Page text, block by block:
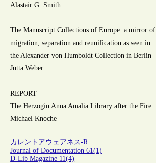
Alastair G. Smith
The Manuscript Collections of Europe: a mirror of
migration, separation and reunification as seen in
the Alexander von Humboldt Collection in Berlin
Jutta Weber
REPORT
The Herzogin Anna Amalia Library after the Fire
Michael Knoche
カレントアウェアネス-R
Journal of Documentation 61(1)
D-Lib Magazine 11(4)